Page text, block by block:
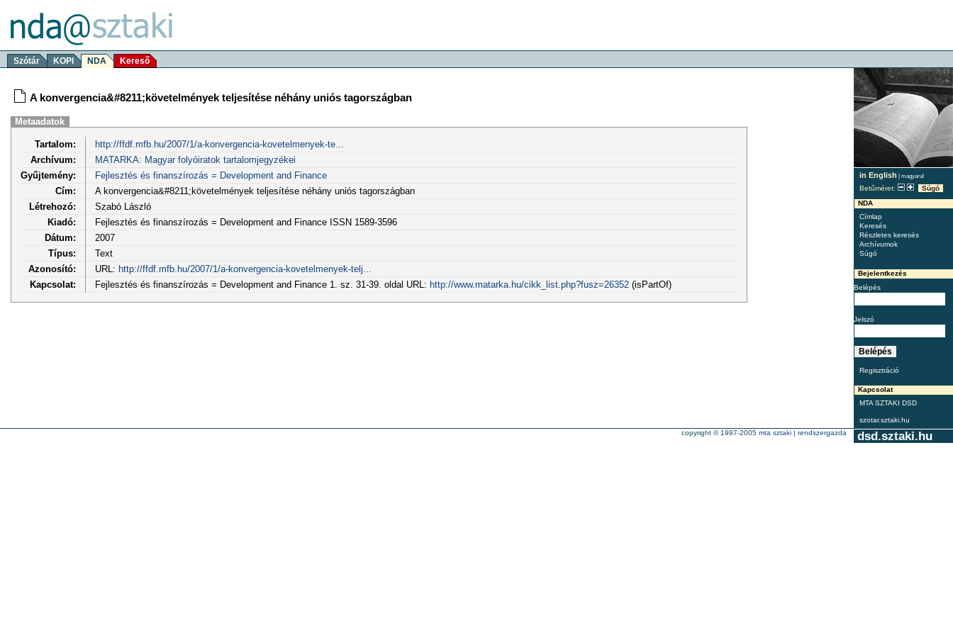
Szótár KOPI NDA Kereső
in English | magyarul
Betűméret:
Súgó
NDA
Címlap
Keresés
Részletes keresés
Archívumok
Súgó
Bejelentkezés
Belépés
Jelszó
Regisztráció
Kapcsolat
MTA SZTAKI DSD
szotar.sztaki.hu
A konvergencia&#8211;követelmények teljesítése néhány uniós tagországban
Metaadatok
Tartalom:
http://ffdf.mfb.hu/2007/1/a-konvergencia-kovetelmenyek-te...
Archívum:
MATARKA: Magyar folyóiratok tartalomjegyzékei
Gyűjtemény:
Fejlesztés és finanszírozás = Development and Finance
Cím:
A konvergencia&#8211;követelmények teljesítése néhány uniós tagországban
Létrehozó:
Szabó László
Kiadó:
Fejlesztés és finanszírozás = Development and Finance ISSN 1589-3596
Dátum:
2007
Típus:
Text
Azonosító:
URL: http://ffdf.mfb.hu/2007/1/a-konvergencia-kovetelmenyek-telj...
Kapcsolat:
Fejlesztés és finanszírozás = Development and Finance 1. sz. 31-39. oldal URL: http://www.matarka.hu/cikk_list.php?fusz=26352(isPartOf)
dsd.sztaki.hu
copyright © 1997-2005 mta sztaki | rendszergazda